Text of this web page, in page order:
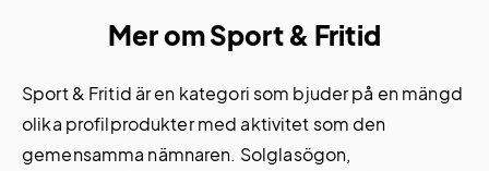
Mer om Sport & Fritid
Sport & Fritid är en kategori som bjuder på en mängd
olika profilprodukter med aktivitet som den
gemensamma nämnaren. Solglasögon,